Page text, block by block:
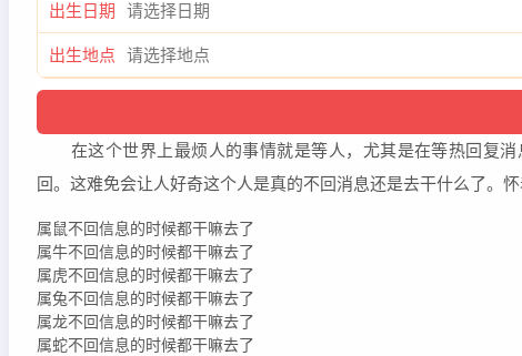
出生日期
出生地点
在这个世界上最烦人的事情就是等人，尤其是在等热回复消
回。这难免会让人好奇这个人是真的不回消息还是去干什么了。
属鼠不回信息的时候都干嘛去了
属牛不回信息的时候都干嘛去了
属虎不回信息的时候都干嘛去了
属兔不回信息的时候都干嘛去了
属龙不回信息的时候都干嘛去了
属蛇不回信息的时候都干嘛去了